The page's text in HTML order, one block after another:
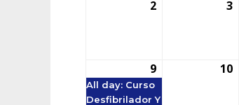
2 3
9
All day: Curso
Desfibrilador Y
10